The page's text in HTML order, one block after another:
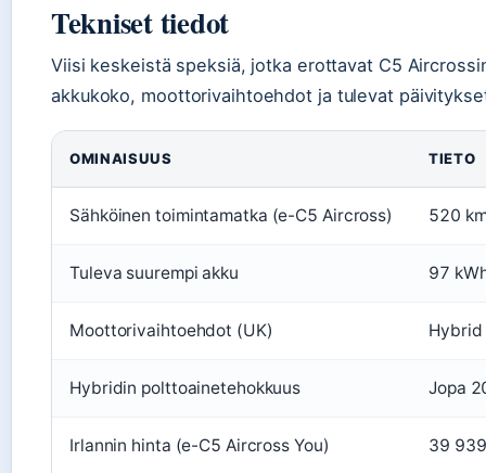
Tekniset tiedot
Viisi keskeistä speksiä, jotka erottavat C5
akkukoko, moottorivaihtoehdot ja tulevat
OMINAISUUS TIETO
Sähköinen toimintamatka (e-C5 Aircross) 520
Tuleva suurempi akku 97
Moottorivaihtoehdot (UK)
Hybridin polttoainetehokkuus Jopa
Irlannin hinta (e-C5 Aircross You) 39